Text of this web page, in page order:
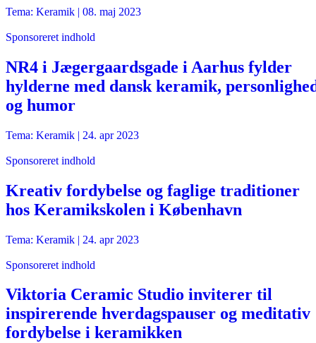
Tema: Keramik | 08. maj 2023
Sponsoreret indhold
NR4 i Jægergaardsgade i Aarhus fylder
hylderne med dansk keramik,
og humor
Tema: Keramik | 24. apr 2023
Sponsoreret indhold
Kreativ fordybelse og faglige traditioner
hos Keramikskolen i København
Tema: Keramik | 24. apr 2023
Sponsoreret indhold
Viktoria Ceramic Studio inviterer til
inspirerende hverdagspauser og meditativ
fordybelse i keramikken